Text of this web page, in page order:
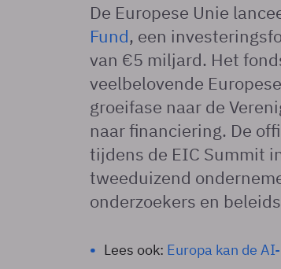
De Europese Unie
Fund, een
van €5 miljard. Het
veelbelovende
groeifase naar de
naar financiering. De
tijdens de EIC Summit
tweeduizend
onderzoekers en
Lees ook: Europa kan de